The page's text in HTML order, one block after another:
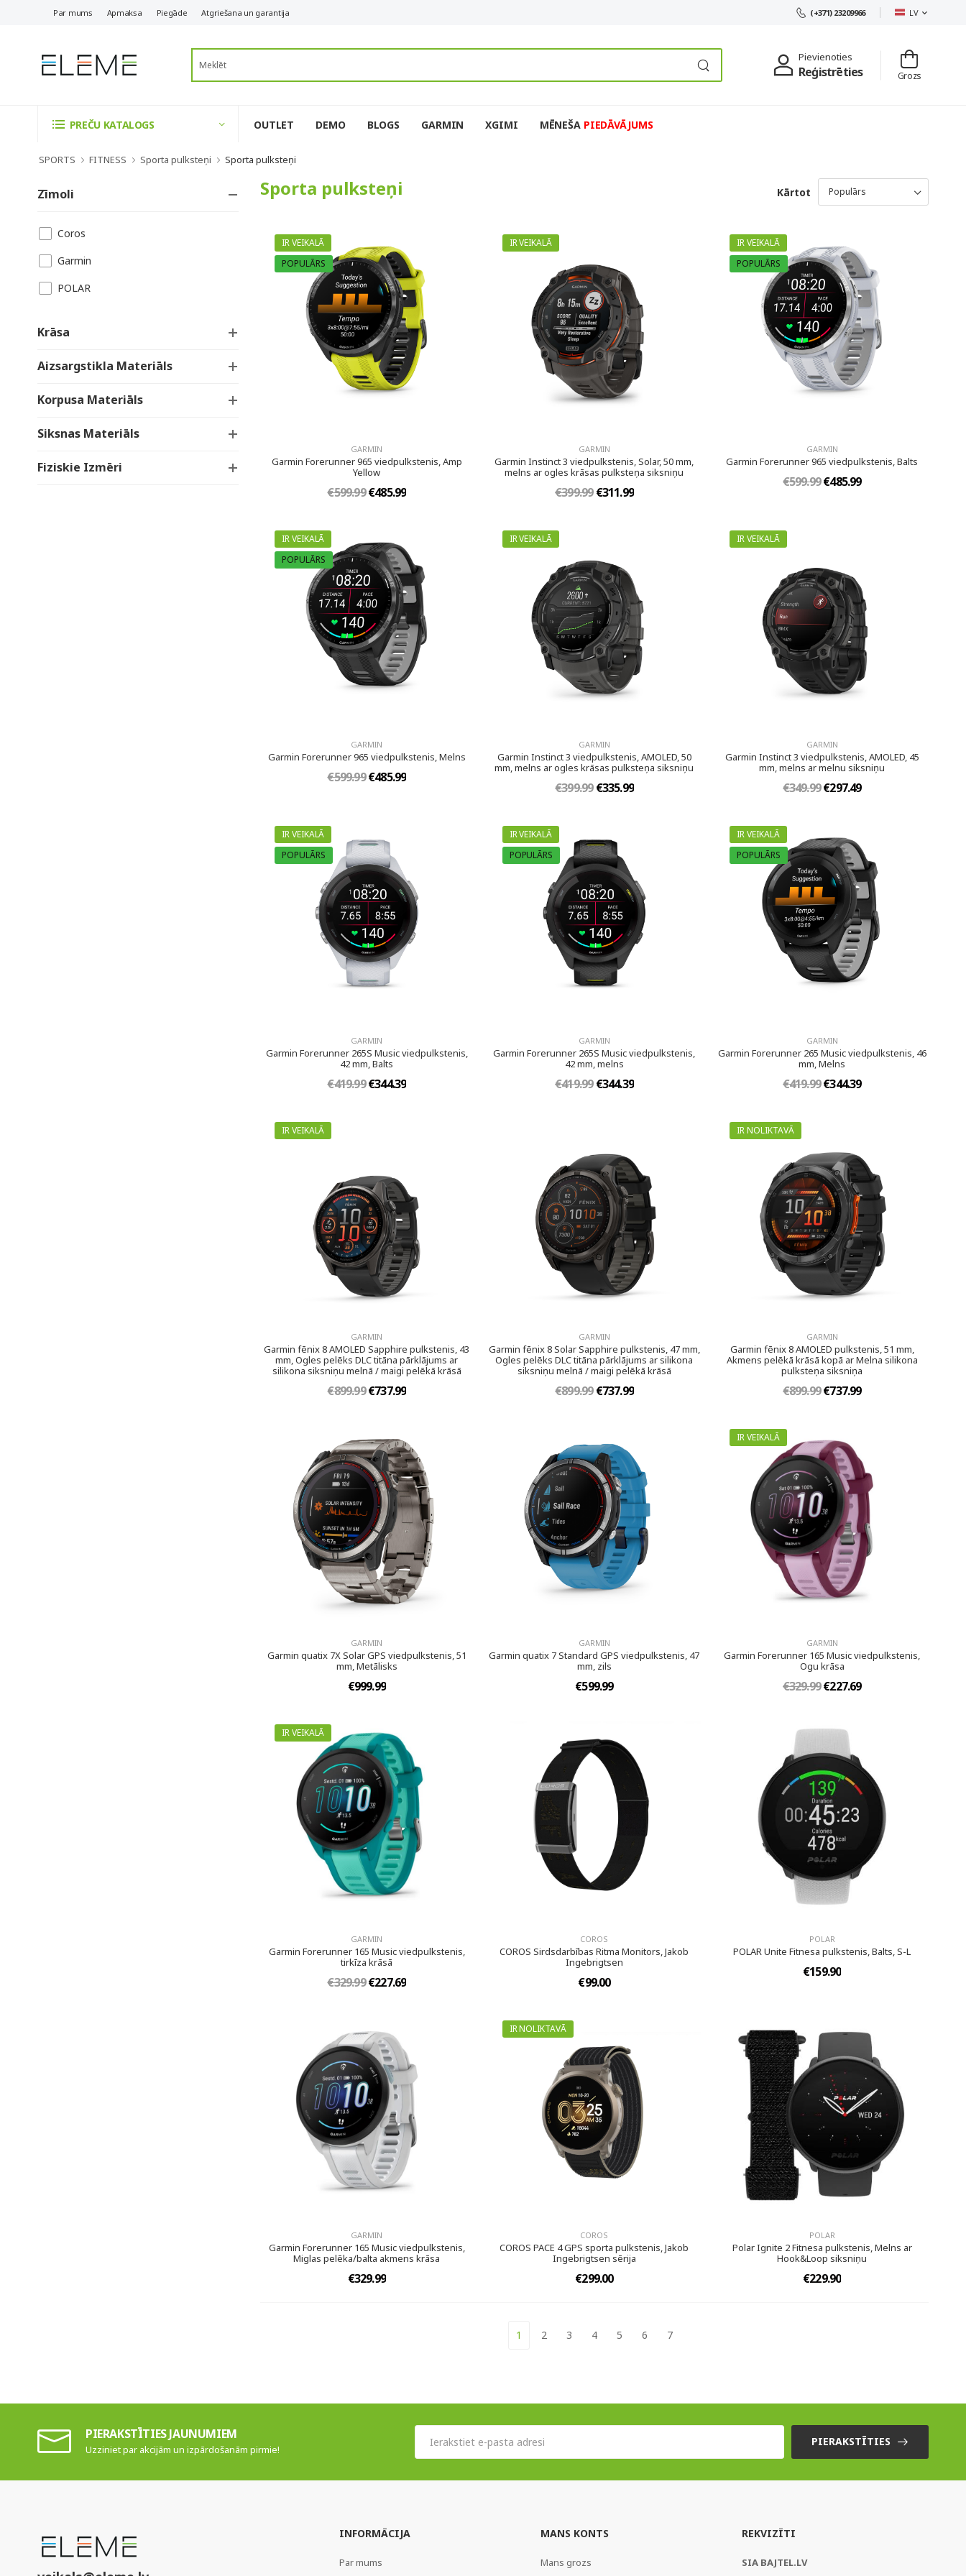
Par mums Apmaksa Piegāde Atgriešana un garantija (+371) 23209966 LV
Pievienoties
Reģistrēties Grozs
PREČU KATALOGS OUTLET DEMO BLOGS GARMIN XGIMI MĒNEŠA PIEDĀVĀJUMS
SPORTS FITNESS Sporta pulksteņi Sporta pulksteņi
Zīmoli
Coros
Garmin
POLAR
Krāsa
Aizsargstikla Materiāls
Korpusa Materiāls
Siksnas Materiāls
Fiziskie Izmēri
Sporta pulksteņi Kārtot
IR VEIKALĀ
POPULĀRS
GARMIN
Garmin Forerunner 965 viedpulkstenis, Amp
Yellow
€599.99€485.99
IR VEIKALĀ
GARMIN
Garmin Instinct 3 viedpulkstenis, Solar, 50 mm,
melns ar ogles krāsas pulksteņa siksniņu
€399.99€311.99
IR VEIKALĀ
POPULĀRS
GARMIN
Garmin Forerunner 965 viedpulkstenis, Balts
€599.99€485.99
IR VEIKALĀ
POPULĀRS
GARMIN
Garmin Forerunner 965 viedpulkstenis, Melns
€599.99€485.99
IR VEIKALĀ
GARMIN
Garmin Instinct 3 viedpulkstenis, AMOLED, 50
mm, melns ar ogles krāsas pulksteņa siksniņu
€399.99€335.99
IR VEIKALĀ
GARMIN
Garmin Instinct 3 viedpulkstenis, AMOLED, 45
mm, melns ar melnu siksniņu
€349.99€297.49
IR VEIKALĀ
POPULĀRS
GARMIN
Garmin Forerunner 265S Music viedpulkstenis,
42 mm, Balts
€419.99€344.39
IR VEIKALĀ
POPULĀRS
GARMIN
Garmin Forerunner 265S Music viedpulkstenis,
42 mm, melns
€419.99€344.39
IR VEIKALĀ
POPULĀRS
GARMIN
Garmin Forerunner 265 Music viedpulkstenis, 46
mm, Melns
€419.99€344.39
IR VEIKALĀ
GARMIN
Garmin fēnix 8 AMOLED Sapphire pulkstenis, 43
mm, Ogles pelēks DLC titāna pārklājums ar
silikona siksniņu melnā / maigi pelēkā krāsā
€899.99€737.99
GARMIN
Garmin fēnix 8 Solar Sapphire pulkstenis, 47 mm,
Ogles pelēks DLC titāna pārklājums ar silikona
siksniņu melnā / maigi pelēkā krāsā
€899.99€737.99
IR NOLIKTAVĀ
GARMIN
Garmin fēnix 8 AMOLED pulkstenis, 51 mm,
Akmens pelēkā krāsā kopā ar Melna silikona
pulksteņa siksniņa
€899.99€737.99
GARMIN
Garmin quatix 7X Solar GPS viedpulkstenis, 51
mm, Metālisks
€999.99
GARMIN
Garmin quatix 7 Standard GPS viedpulkstenis, 47
mm, zils
€599.99
IR VEIKALĀ
GARMIN
Garmin Forerunner 165 Music viedpulkstenis,
Ogu krāsa
€329.99€227.69
IR VEIKALĀ
GARMIN
Garmin Forerunner 165 Music viedpulkstenis,
tirkīza krāsā
€329.99€227.69
COROS
COROS Sirdsdarbības Ritma Monitors, Jakob
Ingebrigtsen
€99.00
POLAR
POLAR Unite Fitnesa pulkstenis, Balts, S-L
€159.90
GARMIN
Garmin Forerunner 165 Music viedpulkstenis,
Miglas pelēka/balta akmens krāsa
€329.99
IR NOLIKTAVĀ
COROS
COROS PACE 4 GPS sporta pulkstenis, Jakob
Ingebrigtsen sērija
€299.00
POLAR
Polar Ignite 2 Fitnesa pulkstenis, Melns ar
Hook&Loop siksniņu
€229.90
1 2 3 4 5 6 7
PIERAKSTĪTIES JAUNUMIEM
Uzziniet par akcijām un izpārdošanām pirmie!
PIERAKSTĪTIES
INFORMĀCIJA
Par mums
MANS KONTS
Mans grozs
REKVIZĪTI
SIA BAJTEL.LV